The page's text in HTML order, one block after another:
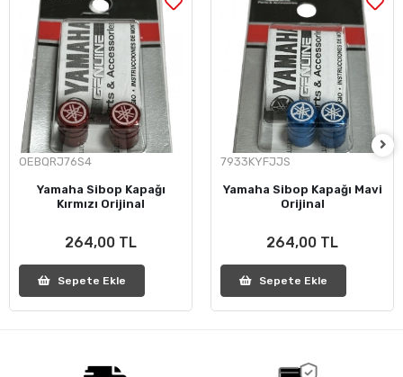
OEBQRJ76S4
Yamaha Sibop Kapağı
Kırmızı Orijinal
264,00 TL
Sepete Ekle
7933KYFJJS
Yamaha Sibop Kapağı Mavi
Orijinal
264,00 TL
Sepete Ekle